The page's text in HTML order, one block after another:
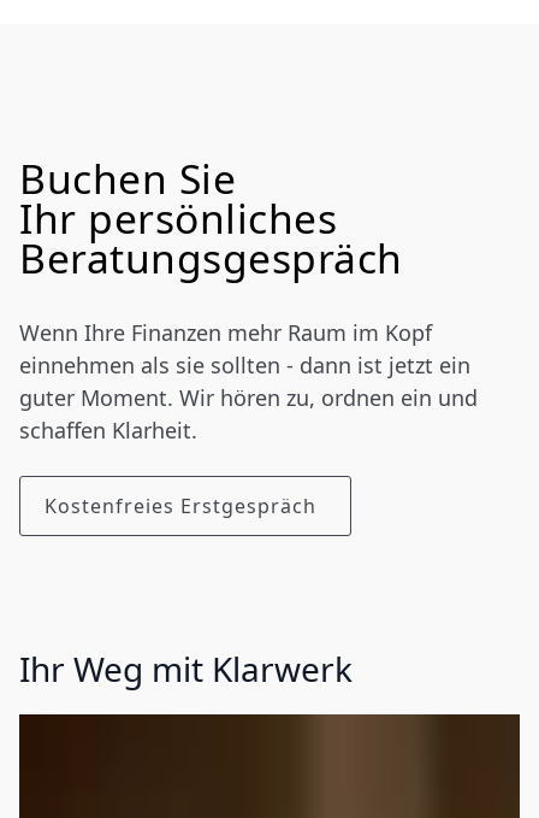
Buchen Sie
Ihr persönliches
Beratungsgespräch
Wenn Ihre Finanzen mehr Raum im Kopf
einnehmen als sie sollten - dann ist jetzt ein
guter Moment. Wir hören zu, ordnen ein und
schaffen Klarheit.
Kostenfreies Erstgespräch
Ihr Weg mit Klarwerk